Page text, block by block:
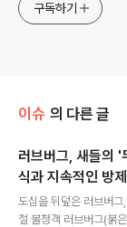
구독하기
이슈 의 다른 글
러브버그, 새들의
식과 지속적인 방
도심을 뒤덮은 러브버
철 불청객 러브버그(붉